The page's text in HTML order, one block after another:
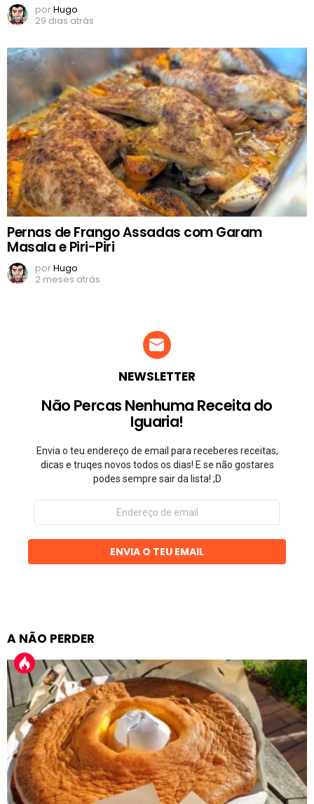
porHugo
29 dias atrás
Pernas de Frango Assadas com Garam
Masala e Piri-Piri
porHugo
2 meses atrás
NEWSLETTER
Não Percas Nenhuma Receita do
Iguaria!
Envia o teu endereço de email para receberes receitas,
dicas e truqes novos todos os dias! E se não gostares
podes sempre sair da lista! ;D
Endereço
email
ENVIA O TEU EMAIL
A NÃO PERDER